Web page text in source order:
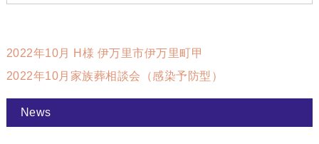
2022年10月 H様 伊万里市伊万里町甲
2022年10月家族葬相談会（感染予防型）
News